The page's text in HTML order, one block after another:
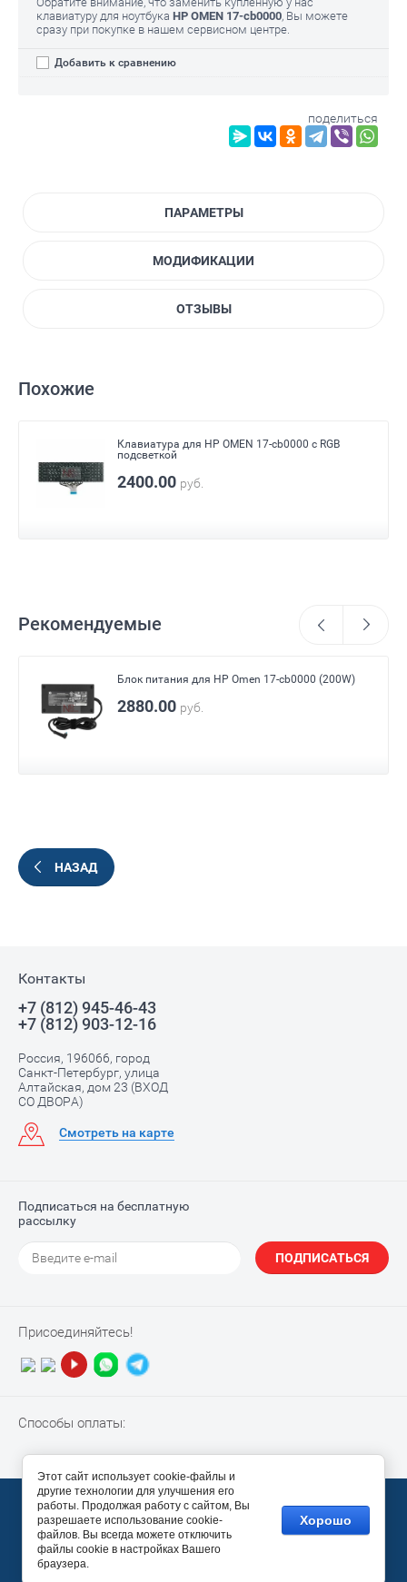
клавиатуру для ноутбука HP OMEN 17-cb0000 , Вы можете
сразу при покупке в нашем сервисном центре.
Добавить к сравнению
поделиться
ПАРАМЕТРЫ
МОДИФИКАЦИИ
ОТЗЫВЫ
Похожие
Клавиатура для HP OMEN 17-cb0000 с RGB
подсветкой
2400.00 руб.
Рекомендуемые
Блок питания для HP Omen 17-cb0000 (200W)
2880.00 руб.
НАЗАД
Контакты
+7 (812) 945-46-43
+7 (812) 903-12-16
Россия, 196066, город
Санкт-Петербург, улица
Алтайская, дом 23 (ВХОД
СО ДВОРА)
Смотреть на карте
Подписаться на бесплатную
рассылку
ПОДПИСАТЬСЯ
Присоединяйтесь!
Способы оплаты:
© 2010-2026 “NotebookPiter”
Megagroup.ru
Этот сайт использует cookie-файлы и
другие технологии для улучшения его
работы. Продолжая работу с сайтом, Вы
разрешаете использование cookie-
файлов. Вы всегда можете отключить
файлы cookie в настройках Вашего
браузера.
Хорошо